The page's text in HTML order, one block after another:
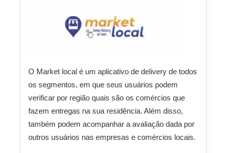
O Market local é um aplicativo de delivery de todos
os segmentos, em que seus usuários podem
verificar por região quais são os comércios que
fazem entregas na sua residência. Além disso,
também podem acompanhar a avaliação dada por
outros usuários nas empresas e comércios locais.